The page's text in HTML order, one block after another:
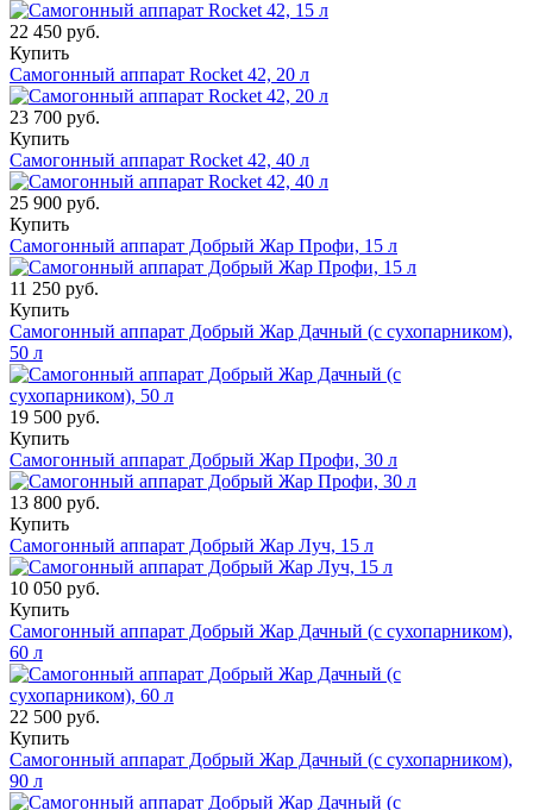
22 450 руб.
Купить
Самогонный аппарат Rocket 42, 20 л
23 700 руб.
Купить
Самогонный аппарат Rocket 42, 40 л
25 900 руб.
Купить
Самогонный аппарат Добрый Жар Профи, 15 л
11 250 руб.
Купить
Самогонный аппарат Добрый Жар Дачный (с сухопарником),
50 л
19 500 руб.
Купить
Самогонный аппарат Добрый Жар Профи, 30 л
13 800 руб.
Купить
Самогонный аппарат Добрый Жар Луч, 15 л
10 050 руб.
Купить
Самогонный аппарат Добрый Жар Дачный (с сухопарником),
60 л
22 500 руб.
Купить
Самогонный аппарат Добрый Жар Дачный (с сухопарником),
90 л